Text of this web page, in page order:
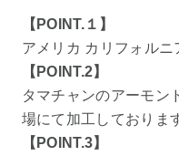
【POINT.１】
アメリカ カリフォル
【POINT.2】
タマチャンのアーモン
場にて加工しておりま
【POINT.3】